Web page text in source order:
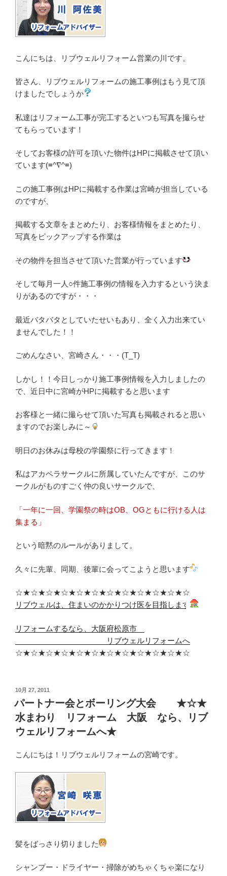
こんにちは、リブウェルリフォーム営業の川です。
皆さん、リブウェルリフォームの施工事例はもう見て頂
けましたでしょうか
私達はリフォーム工事が完工するといつも写真を撮らせ
てもらっています！
そしてお客様の許可を頂いた物件はHPに掲載させて頂い
ています(≡^∇^≡)
この施工事例はHPに掲載する作業は宮崎が担当している
のですが、
掲載する文章をまとめたり、お客様情報をまとめたり、
写真をピックアップする作業は
その物件を担当させて頂いた営業が行っています
そして毎月一人○件施工事例の情報を入力するという決ま
りがあるのですが・・・
最近バタバタとしていたせいもあり、全く入力出来てい
ませんでした！！
ごめんなさい、宮崎さん・・・(T_T)
しかし！！今日しっかり施工事例情報を入力しましたの
で、近日中に宮崎がHPに掲載すると思います
お客様と一緒に撮らせて頂いた写真も掲載されると思い
ますのでお楽しみに～
明日のお休みは母校の学園祭に行ってきます！
私はアカペラサークルに所属していたんですが、このサ
ークルがものすごく仲の良いサークルで、
「一年に一回、学園祭の時はOB、OGともに行ける人は
集まる」
という暗黙のルールがありまして。
久々に先輩、同期、後輩に会ってこようと思います
☆★☆★☆★☆★☆★☆★☆★☆★☆★☆★☆★☆
リブウェルは、住まいのかかりつけ医を目指します
リフォームするなら、大阪府松原市
リブウェルリフォームへ
☆★☆★☆★☆★☆★☆★☆★☆★☆★☆★☆★☆
投
日:
10月 27, 2011
パートナー会とボーリング大会 ★☆★
水まわり リフォーム 大阪 なら、リブ
ウェルリフォームへ★
こんにちは！リブウェルリフォームの宮崎です。
髪をばっさり切りました
シャンプー・ドライヤー・掃除がめちゃくちゃ楽になり